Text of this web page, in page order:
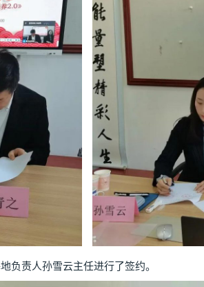
责人孙雪云主任进行了签约。